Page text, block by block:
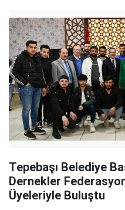
Tepebaşı Belediye
Dernekler
Üyeleriyle Buluştu